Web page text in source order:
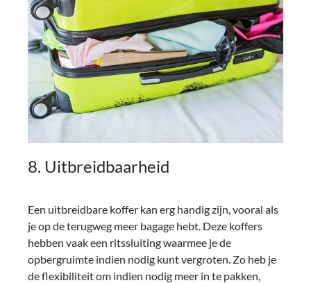
8. Uitbreidbaarheid
Een uitbreidbare koffer kan erg handig zijn, vooral als
je op de terugweg meer bagage hebt. Deze koffers
hebben vaak een ritssluiting waarmee je de
opbergruimte indien nodig kunt vergroten. Zo heb je
de flexibiliteit om indien nodig meer in te pakken,